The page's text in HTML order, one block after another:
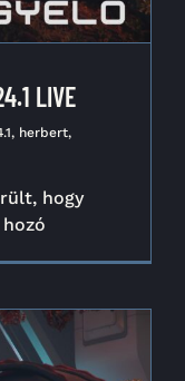
LIVE
, herbert,
hogy